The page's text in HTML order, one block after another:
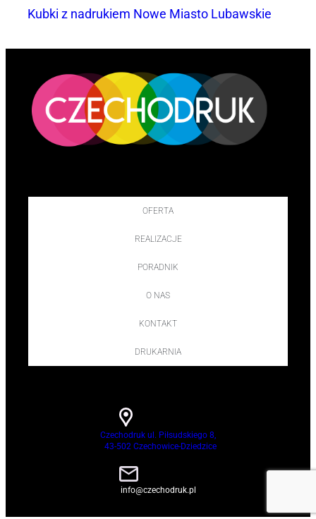
Kubki z nadrukiem Nowe Miasto Lubawskie
OFERTA
REALIZACJE
PORADNIK
O NAS
KONTAKT
DRUKARNIA
Czechodruk ul. Piłsudskiego 8,
43-502 Czechowice-Dziedzice
info@czechodruk.pl